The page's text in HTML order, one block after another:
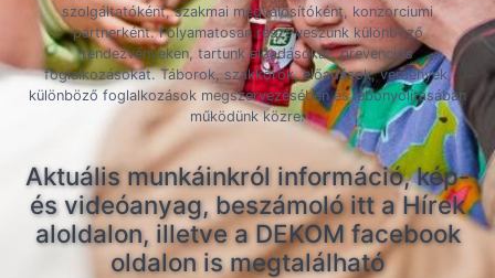
szolgáltatóként, szakmai megvalósítóként, konzorciumi
partnerként. Folyamatosan részt veszünk különböző
rendezvényeken, tartunk előadásokat, prevenciós
foglalkozásokat. Táborok, szakkörök, előadások, versenyek,
különböző foglalkozások megszervezésében és lebonyolításában
működünk közre.
Aktuális munkáinkról információ, kép-
és videóanyag, beszámoló itt a Hírek
aloldalon, illetve a DEKOM facebook
oldalon is megtalálható